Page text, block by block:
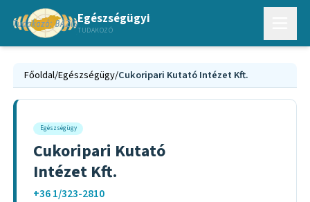
Egészségügyi
TUDAKOZÓ
Főoldal/Egészségügy/Cukoripari Kutató Intézet Kft.
Egészségügy
Cukoripari Kutató
Intézet Kft.
+36 1/323-2810